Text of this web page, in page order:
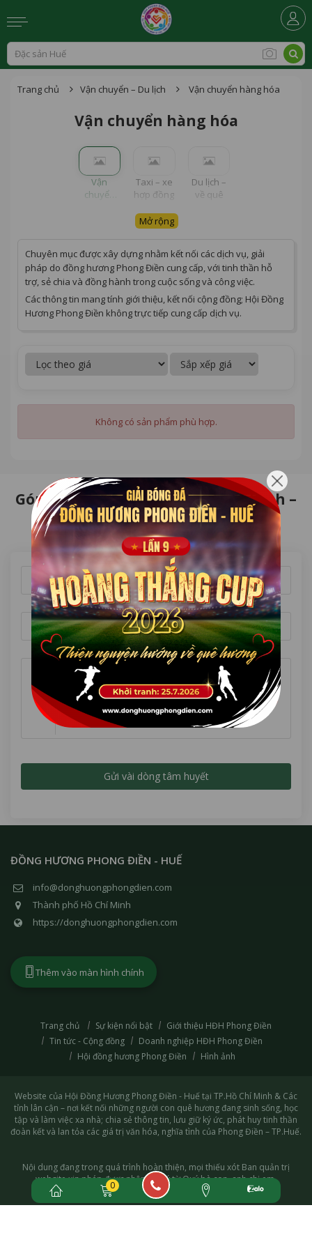
Trang chủ Vận chuyển – Du lịch Vận chuyển hàng hóa
Vận chuyển hàng hóa
Vận
chuyển
Taxi – xe
hợp đồng
Du lịch –
về quê
Mở rộng
Chuyên mục được xây dựng nhằm kết nối các dịch vụ, giải
pháp do đồng hương Phong Điền cung cấp, với tinh thần hỗ
trợ, sẻ chia và đồng hành trong cuộc sống và công việc.
Các thông tin mang tính giới thiệu, kết nối cộng đồng; Hội Đồng
Hương Phong Điền không trực tiếp cung cấp dịch vụ.
Không có sản phẩm phù hợp.
Góp ý Hội đồng hương – chân thành –
xây dựng
Họ tên * Điện thoại *
Địa chỉ
Nội dung *
ĐỒNG HƯƠNG PHONG ĐIỀN - HUẾ
info@donghuongphongdien.com
Thành phố Hồ Chí Minh
https://donghuongphongdien.com
Thêm vào màn hình chính
Trang chủ Sự kiện nổi bật
Giới thiệu HĐH Phong Điền
Tin tức - Cộng đồng
Doanh nghiệp HĐH Phong Điền
Hội đồng hương Phong Điền
Hình ảnh
Website của Hội Đồng Hương Phong Điền - Huế tại TP.Hồ Chí Minh & Các
tỉnh lân cận – nơi kết nối những người con quê hương đang sinh sống, học
tập và làm việc xa nhà; chia sẻ thông tin, lưu giữ ký ức, phát huy tinh thần
đoàn kết và lan tỏa các giá trị văn hóa, nghĩa tình của Phong Điền – TP.Huế.
Nội dung đang trong quá trình hoàn thiện, mọi thiếu xót Ban quản trị
website xin phép được nhận góp ý từ Quý bà con, anh chị em.
0